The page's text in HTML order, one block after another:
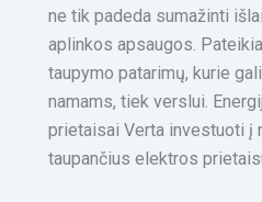
ne tik padeda sumažinti
aplinkos apsaugos.
taupymo patarimų, kurie
namams, tiek verslui.
prietaisai Verta investuoti į
taupančius elektros